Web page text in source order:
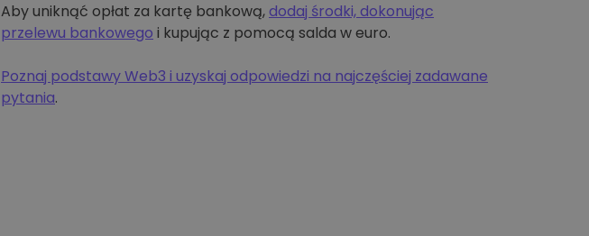
Aby uniknąć opłat za kartę bankową,dodaj środki, dokonując
przelewu bankowego i kupując z pomocą salda w euro.
Poznaj podstawy Web3 i uzyskaj odpowiedzi na najczęściej zadawane
pytania.